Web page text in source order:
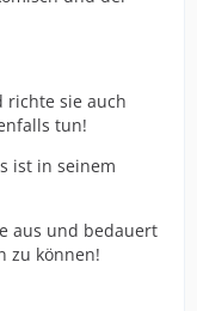
richte sie auch
tun!
ist in seinem
aus und bedauert
zu können!